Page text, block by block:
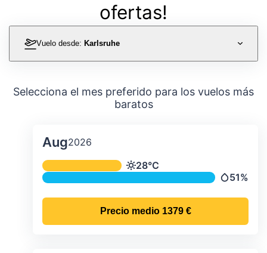
ofertas!
Vuelo desde: Karlsruhe
Selecciona el mes preferido para los vuelos más
baratos
Aug2026
Temperatura y precipitación media
Temperatura
28°C
51%
Precio medio 1379 €